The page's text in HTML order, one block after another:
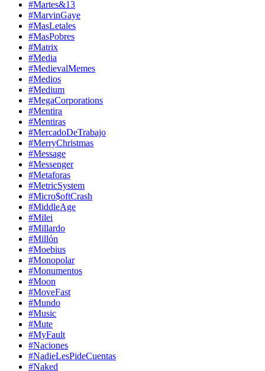
#Martes&13
#MarvinGaye
#MasLetales
#MasPobres
#Matrix
#Media
#MedievalMemes
#Medios
#Medium
#MegaCorporations
#Mentira
#Mentiras
#MercadoDeTrabajo
#MerryChristmas
#Message
#Messenger
#Metaforas
#MetricSystem
#Micro$oftCrash
#MiddleAge
#Milei
#Millardo
#Millón
#Moebius
#Monopolar
#Monumentos
#Moon
#MoveFast
#Mundo
#Music
#Mute
#MyFault
#Naciones
#NadieLesPideCuentas
#Naked